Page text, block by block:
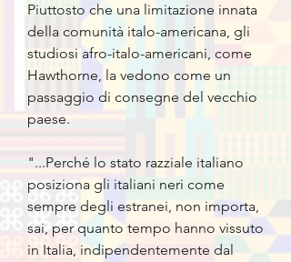
Piuttosto che una limitazione innata
della comunità italo-americana, gli
studiosi afro-italo-americani, come
Hawthorne, la vedono come un
passaggio di consegne del vecchio
paese.
"...Perché lo stato razziale italiano
posiziona gli italiani neri come
sempre degli estranei, non importa,
sai, per quanto tempo hanno vissuto
in Italia, indipendentemente dal